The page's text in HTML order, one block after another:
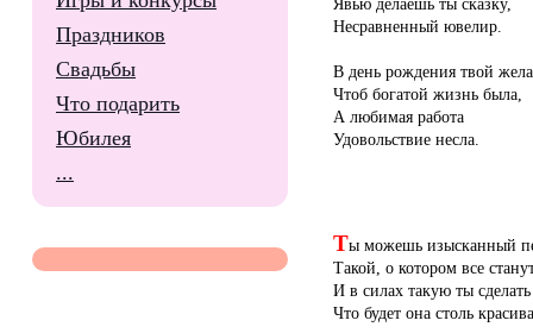
Несравненный ювелир.
В день рождения твой
Чтоб богатой жизнь была,
А любимая работа
Удовольствие несла.
Ты можешь изысканный
Такой, о котором все
И в силах такую ты сделать
Что будет она столь
Праздников
Свадьбы
Что подарить
Юбилея
...